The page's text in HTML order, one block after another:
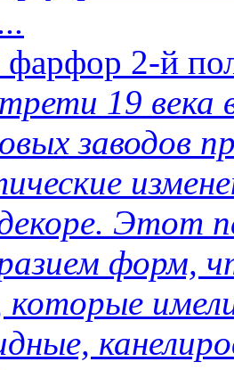
фарфор 2-й
19 века
заводов
Этот
форм,
которые